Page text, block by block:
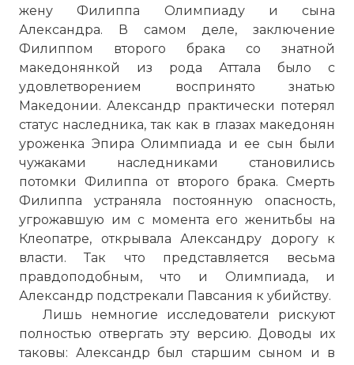
жену Филиппа Олимпиаду и сына
Александра. В самом деле, заключение
Филиппом второго брака со знатной
македонянкой из рода Аттала было с
удовлетворением воспринято знатью
Македонии. Александр практически потерял
статус наследника, так как в глазах македонян
уроженка Эпира Олимпиада и ее сын были
чужаками наследниками становились
потомки Филиппа от второго брака. Смерть
Филиппа устраняла постоянную опасность,
угрожавшую им с момента его женитьбы на
Клеопатре, открывала Александру дорогу к
власти. Так что представляется весьма
правдоподобным, что и Олимпиада, и
Александр подстрекали Павсания к убийству.
Лишь немногие исследователи рискуют
полностью отвергать эту версию. Доводы их
таковы: Александр был старшим сыном и в
☓